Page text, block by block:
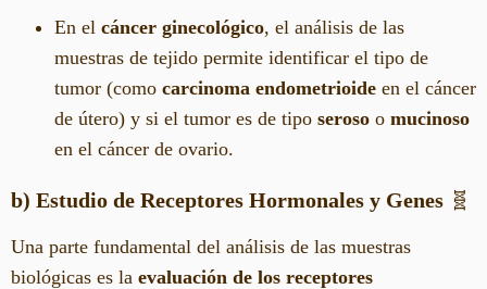
En el cáncer ginecológico, el análisis de las
muestras de tejido permite identificar el tipo de
tumor (como carcinoma endometrioide en el cáncer
de útero) y si el tumor es de tipo seroso o mucinoso
en el cáncer de ovario.
b) Estudio de Receptores Hormonales y Genes 🧬
Una parte fundamental del análisis de las muestras
biológicas es la evaluación de los receptores